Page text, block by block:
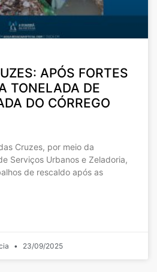
APÓS FORTES
TONELADA DE
DO CÓRREGO
Cruzes, por meio da
Serviços Urbanos e Zeladoria,
de rescaldo após as
23/09/2025